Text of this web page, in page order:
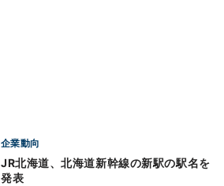
企業動向
JR北海道、北海道新幹線の新駅の駅名を
発表